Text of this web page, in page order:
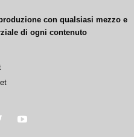
con qualsiasi mezzo e
di ogni contenuto